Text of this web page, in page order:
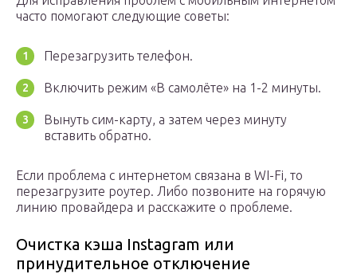
часто помогают следующие советы:
Перезагрузить телефон.
Включить режим «В самолёте» на 1-2 минуты.
Вынуть сим-карту, а затем через минуту
вставить обратно.
Если проблема с интернетом связана в WI-Fi, то
перезагрузите роутер. Либо позвоните на горячую
линию провайдера и расскажите о проблеме.
Очистка кэша Instagram или
принудительное отключение